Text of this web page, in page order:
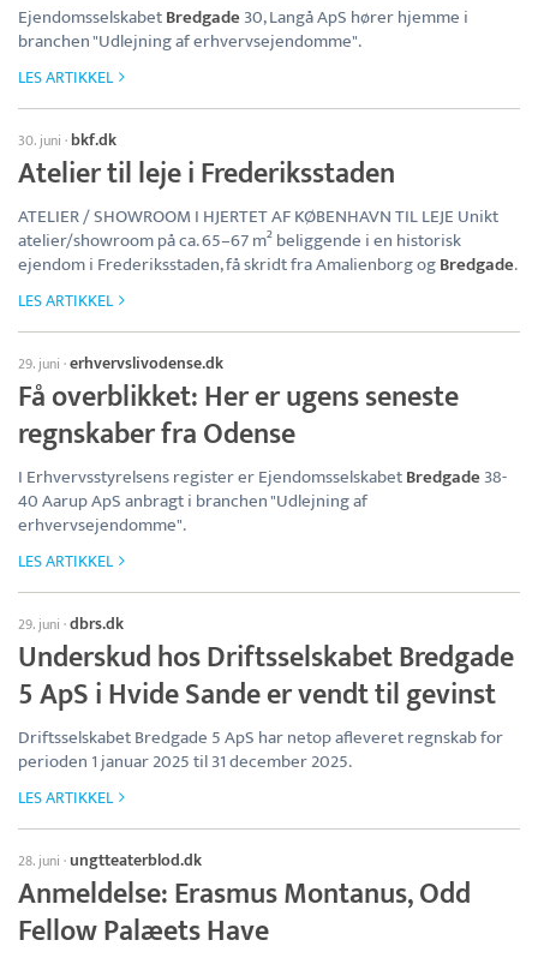
EjendomsselskabetBredgade30, Langå ApS hører hjemme i
branchen "Udlejning af erhvervsejendomme".
LES ARTIKKEL
30. juni · bkf.dk
Atelier til leje i Frederiksstaden
ATELIER / SHOWROOM I HJERTET AF KØBENHAVN TIL LEJE Unikt
atelier/showroom på ca. 65–67 m² beliggende i en historisk
ejendom i Frederiksstaden, få skridt fra Amalienborg ogBredgade.
LES ARTIKKEL
29. juni ·erhvervslivodense.dk
Få overblikket: Her er ugens seneste
regnskaber fra Odense
I Erhvervsstyrelsens register er EjendomsselskabetBredgade38-
40 Aarup ApS anbragt i branchen "Udlejning af
erhvervsejendomme".
LES ARTIKKEL
29. juni ·dbrs.dk
Underskud hos Driftsselskabet Bredgade
5 ApS i Hvide Sande er vendt til gevinst
Driftsselskabet Bredgade 5 ApS har netop afleveret regnskab for
perioden 1 januar 2025 til 31 december 2025.
LES ARTIKKEL
28. juni · ungtteaterblod.dk
Anmeldelse: Erasmus Montanus, Odd
Fellow Palæets Have